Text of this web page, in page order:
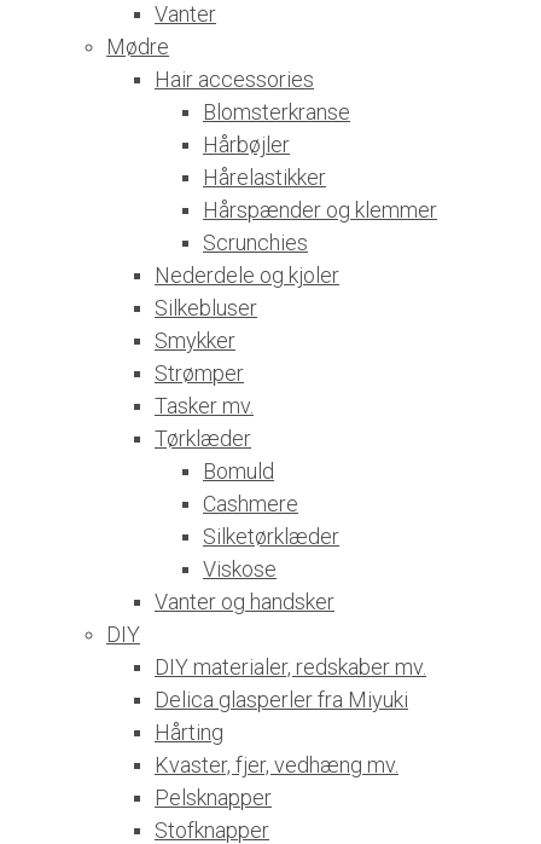
Vanter
Mødre
Hair accessories
Blomsterkranse
Hårbøjler
Hårelastikker
Hårspænder og klemmer
Scrunchies
Nederdele og kjoler
Silkebluser
Smykker
Strømper
Tasker mv.
Tørklæder
Bomuld
Cashmere
Silketørklæder
Viskose
Vanter og handsker
DIY
DIY materialer, redskaber mv.
Delica glasperler fra Miyuki
Hårting
Kvaster, fjer, vedhæng mv.
Pelsknapper
Stofknapper